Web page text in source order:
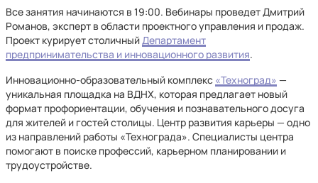
Все занятия начинаются в 19:00. Вебинары проведет Дмитрий
Романов, эксперт в области проектного управления и продаж.
Проект курирует столичныйДепартамент
предпринимательства и инновационного развития.
Инновационно-образовательный комплекс «Техноград» —
уникальная площадка на ВДНХ, которая предлагает новый
формат профориентации, обучения и познавательного досуга
для жителей и гостей столицы. Центр развития карьеры — одно
из направлений работы «Технограда». Специалисты центра
помогают в поиске профессий, карьерном планировании и
трудоустройстве.